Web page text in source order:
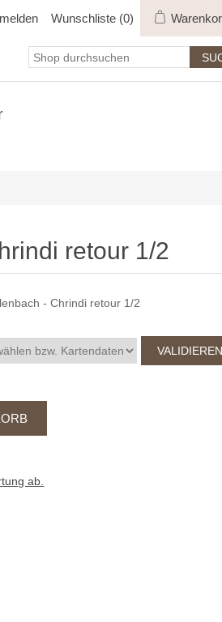
Wunschliste (0)
retour 1/2
- Chrindi retour 1/2
VALIDIEREN
ab.